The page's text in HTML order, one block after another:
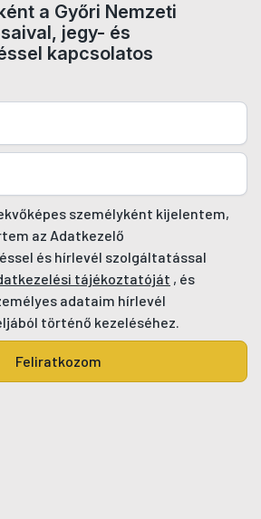
a Győri Nemzeti
jegy- és
kapcsolatos
személyként kijelentem,
az Adatkezelő
és hírlevél szolgáltatással
tájékoztatóját , és
adataim hírlevél
történő kezeléséhez.
Feliratkozom